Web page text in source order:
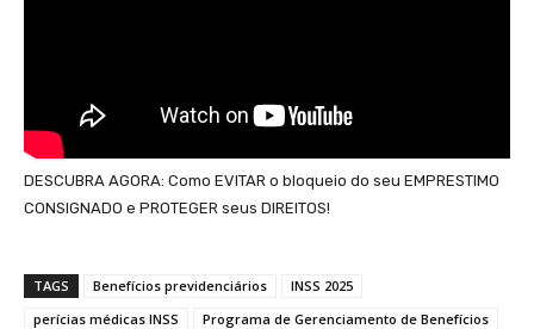
DESCUBRA AGORA: Como EVITAR o bloqueio do seu EMPRESTIMO
CONSIGNADO e PROTEGER seus DIREITOS!
TAGS Benefícios previdenciários
INSS 2025
perícias médicas INSS
Programa de Gerenciamento de Benefícios